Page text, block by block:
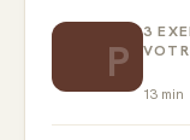
P
3
13 min